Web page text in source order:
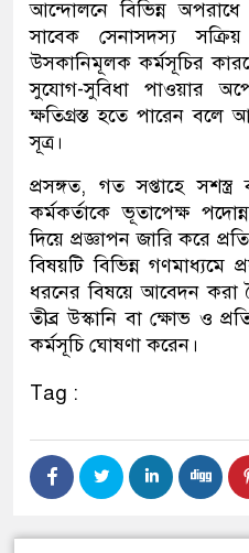
আন্দোলনে বিভিন্ন অপরাধে
সাবেক সেনাসদস্য
উসকানিমূলক কর্মসূচির
সুযোগ-সুবিধা পাওয়ার
ক্ষতিগ্রস্ত হতে পারেন বলে
সূত্র।
প্রসঙ্গত, গত সপ্তাহে
কর্মকর্তাকে ভূতাপেক্ষ
দিয়ে প্রজ্ঞাপন জারি করে
বিষয়টি বিভিন্ন
ধরনের বিষয়ে আবেদন করা
তীব্র উস্কানি বা ক্ষোভ ও
কর্মসূচি ঘোষণা করেন।
Tag :